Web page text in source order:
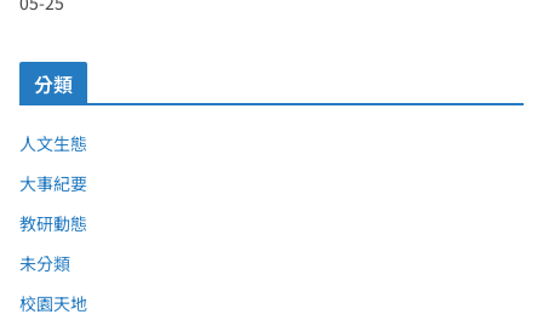
分類
人文生態
大事紀要
教研動態
未分類
校園天地